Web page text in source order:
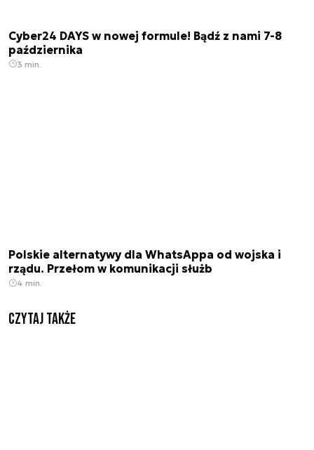
Cyber24 DAYS w nowej formule! Bądź z nami 7-8
października
3 min.
Polskie alternatywy dla WhatsAppa od wojska i
rządu. Przełom w komunikacji służb
4 min.
Czytaj także